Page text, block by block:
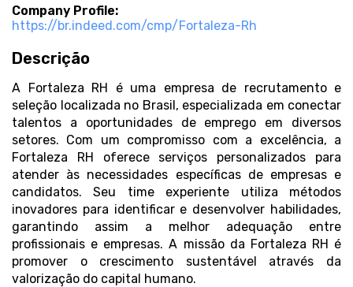
Company Profile:
https://br.indeed.com/cmp/Fortaleza-Rh
Descrição
A Fortaleza RH é uma empresa de recrutamento e
seleção localizada no Brasil, especializada em conectar
talentos a oportunidades de emprego em diversos
setores. Com um compromisso com a excelência, a
Fortaleza RH oferece serviços personalizados para
atender às necessidades específicas de empresas e
candidatos. Seu time experiente utiliza métodos
inovadores para identificar e desenvolver habilidades,
garantindo assim a melhor adequação entre
profissionais e empresas. A missão da Fortaleza RH é
promover o crescimento sustentável através da
valorização do capital humano.